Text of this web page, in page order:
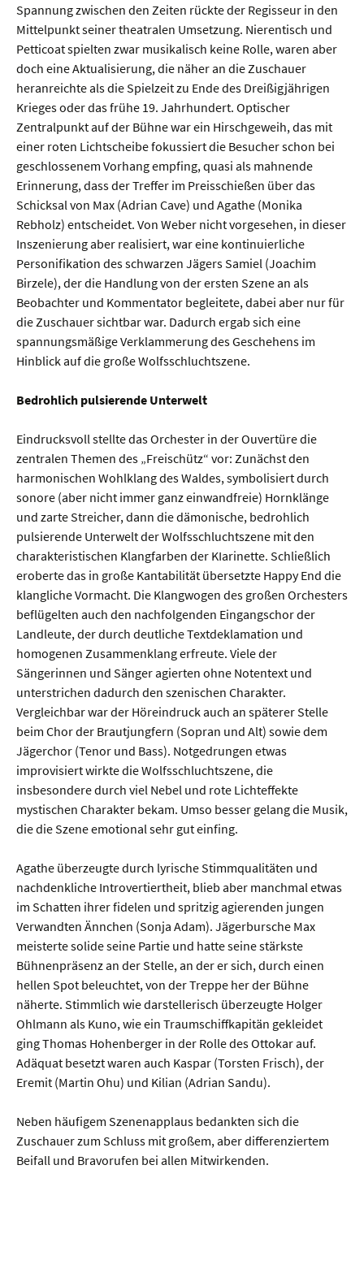
Spannung zwischen den Zeiten rückte der Regisseur in den
Mittelpunkt seiner theatralen Umsetzung. Nierentisch und
Petticoat spielten zwar musikalisch keine Rolle, waren aber
doch eine Aktualisierung, die näher an die Zuschauer
heranreichte als die Spielzeit zu Ende des Dreißigjährigen
Krieges oder das frühe 19. Jahrhundert. Optischer
Zentralpunkt auf der Bühne war ein Hirschgeweih, das mit
einer roten Lichtscheibe fokussiert die Besucher schon bei
geschlossenem Vorhang empfing, quasi als mahnende
Erinnerung, dass der Treffer im Preisschießen über das
Schicksal von Max (Adrian Cave) und Agathe (Monika
Rebholz) entscheidet. Von Weber nicht vorgesehen, in dieser
Inszenierung aber realisiert, war eine kontinuierliche
Personifikation des schwarzen Jägers Samiel (Joachim
Birzele), der die Handlung von der ersten Szene an als
Beobachter und Kommentator begleitete, dabei aber nur für
die Zuschauer sichtbar war. Dadurch ergab sich eine
spannungsmäßige Verklammerung des Geschehens im
Hinblick auf die große Wolfsschluchtszene.
Bedrohlich pulsierende Unterwelt
Eindrucksvoll stellte das Orchester in der Ouvertüre die
zentralen Themen des „Freischütz“ vor: Zunächst den
harmonischen Wohlklang des Waldes, symbolisiert durch
sonore (aber nicht immer ganz einwandfreie) Hornklänge
und zarte Streicher, dann die dämonische, bedrohlich
pulsierende Unterwelt der Wolfsschluchtszene mit den
charakteristischen Klangfarben der KIarinette. Schließlich
eroberte das in große Kantabilität übersetzte Happy End die
klangliche Vormacht. Die Klangwogen des gro­ßen Orchesters
beflügelten auch den nachfolgenden Eingangschor der
Landleute, der durch deutliche Textdeklamation und
homogenen Zusammenklang erfreute. Viele der
Sängerinnen und Sänger agierten ohne Notentext und
unterstrichen dadurch den szenischen Charakter.
Vergleichbar war der Höreindruck auch an späterer Stelle
beim Chor der Brautjungfern (Sopran und Alt) sowie dem
Jägerchor (Tenor und Bass). Notgedrungen etwas
improvisiert wirkte die Wolfsschluchtszene, die
insbesondere durch viel Nebel und rote Lichteffekte
mystischen Charakter bekam. Umso besser gelang die Musik,
die die Szene emotional sehr gut einfing.
Agathe überzeugte durch lyrische Stimmqualitäten und
nachdenkliche Introvertiertheit, blieb aber manchmal etwas
im Schatten ihrer fidelen und spritzig agierenden jungen
Verwandten Ännchen (Sonja Adam). Jägerbursche Max
meisterte solide seine Partie und hatte seine stärkste
Bühnenpräsenz an der Stelle, an der er sich, durch einen
hellen Spot beleuchtet, von der Treppe her der Bühne
näherte. Stimmlich wie darstellerisch überzeugte Holger
Ohlmann als Kuno, wie ein Traumschiffkapitän gekleidet
ging Thomas Hohenberger in der Rolle des Ottokar auf.
Adäquat besetzt waren auch Kaspar (Torsten Frisch), der
Eremit (Martin Ohu) und Kilian (Adrian Sandu).
Neben häufigem Szenenapplaus bedankten sich die
Zuschauer zum Schluss mit großem, aber differenziertem
Beifall und Bravorufen bei allen Mitwirkenden.